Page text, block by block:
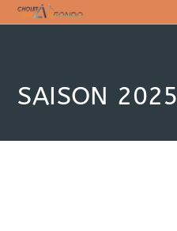
Skip
to
SAISON 2025